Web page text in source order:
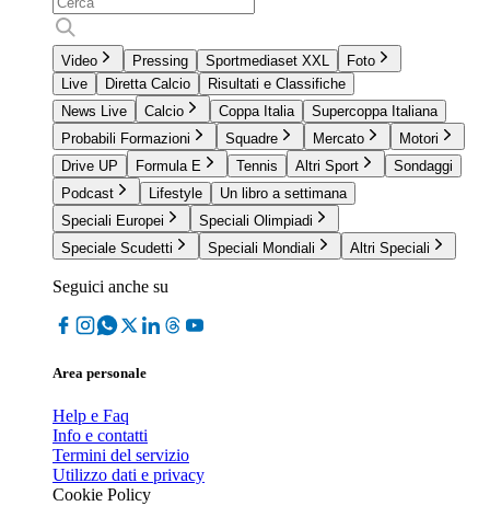
Video Pressing Sportmediaset XXL
Foto
Live
Diretta Calcio
Risultati e Classifiche
News Live
Calcio Coppa Italia
Supercoppa Italiana
Probabili Formazioni
Squadre Mercato
Motori
Drive UP
Formula E Tennis Altri Sport
Sondaggi
Podcast
Lifestyle
Un libro a settimana
Speciali Europei
Speciali Olimpiadi
Speciale Scudetti
Speciali Mondiali Altri Speciali
Seguici anche su
Area personale
Help e Faq
Info e contatti
Termini del servizio
Utilizzo dati e privacy
Cookie Policy